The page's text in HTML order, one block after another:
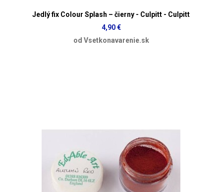
Jedlý fix Colour Splash – čierny - Culpitt - Culpitt
4,90 €
od Vsetkonavarenie.sk